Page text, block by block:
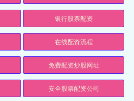
银行股票配资
在线配资流程
免费配资炒股网址
安全股票配资公司